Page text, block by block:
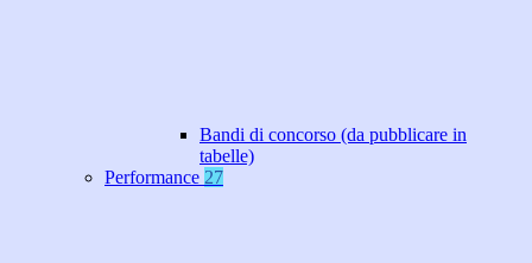
Bandi di concorso (da pubblicare in
tabelle)
Performance 27